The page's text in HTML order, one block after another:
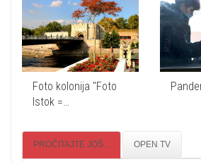
Foto kolonija "Foto
Istok =…
PROČITAJTE JOŠ... OPEN TV